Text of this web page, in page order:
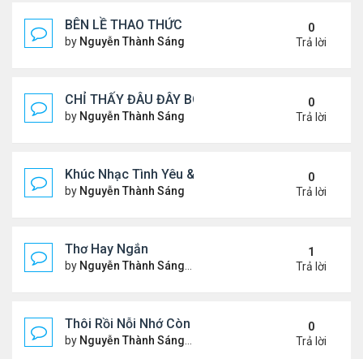
BÊN LỀ THAO THỨC
by Nguyễn Thành Sáng Thứ 4 Tháng 7 24, 2024 10:29
0
Trả lời
CHỈ THẤY ĐÂU ĐÂY BÓNG MỘT NGƯỜI
by Nguyễn Thành Sáng Thứ 4 Tháng 7 24, 2024 10:27
0
Trả lời
Khúc Nhạc Tình Yêu & Câu Chuyện Tình
by Nguyễn Thành Sáng Thứ 5 Tháng 1 25, 2024 2:03
0
Trả lời
Thơ Hay Ngắn
by Nguyễn Thành Sáng Thứ 4 Tháng 1 10, 2024 2:28
1
Trả lời
Thôi Rồi Nỗi Nhớ Còn Đây…
by Nguyễn Thành Sáng Thứ 5 Tháng 12 28, 2023 1:09
0
Trả lời